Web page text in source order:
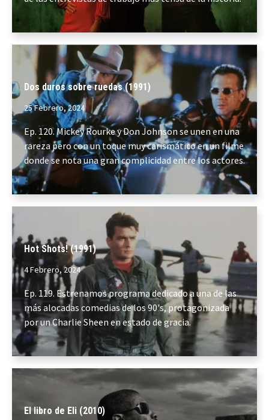
Dos duros sobre ruedas (1991)
25 Febrero, 2024
Ep. 120. Mickey Rourke y Don Johnson se unen en una
rareza pero con un toque muy carismático en un filme
donde se nota una gran complicidad entre los actores.
Hot Shots! (1991)
4 Febrero, 2024
Ep. 119. Estrenamos programa dedicado a una de las
más alocadas comedias de los 90's, protagonizada
por un Charlie Sheen en estado de gracia.
El libro de Eli (2010)